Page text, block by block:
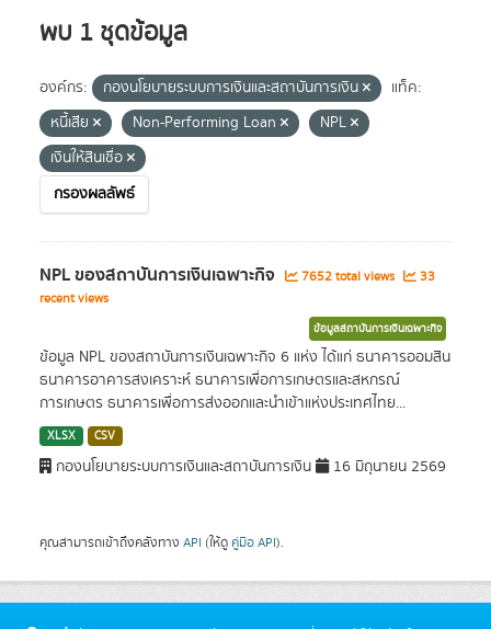
พบ 1 ชุดข้อมูล
องค์กร: กองนโยบายระบบการเงินและสถาบันการเงิน
แท็ค:
หนี้เสีย
Non-Performing Loan
NPL
เงินให้สินเชื่อ
กรองผลลัพธ์
NPL ของสถาบันการเงินเฉพาะกิจ 7652 total views
33
recent views
ข้อมูลสถาบันการเงินเฉพาะกิจ
ข้อมูล NPL ของสถาบันการเงินเฉพาะกิจ 6 แห่ง ได้แก่ ธนาคารออมสิน
ธนาคารอาคารสงเคราะห์ ธนาคารเพื่อการเกษตรและสหกรณ์
การเกษตร ธนาคารเพื่อการส่งออกและนำเข้าแห่งประเทศไทย...
XLSX CSV
กองนโยบายระบบการเงินและสถาบันการเงิน 16 มิถุนายน 2569
คุณสามารถเข้าถึงคลังทาง API (ให้ดู คู่มือ API).